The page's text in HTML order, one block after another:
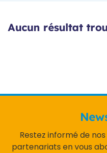
Aucun résultat
Restez informé de
partenariats en vous